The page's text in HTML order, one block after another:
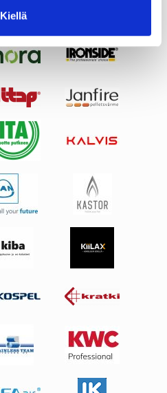
Kiellä